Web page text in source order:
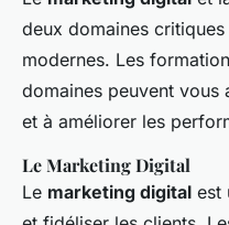
deux domaines
modernes. Les
domaines peuvent
et à améliorer les
Le Marketing Digital
Le marketing digital est